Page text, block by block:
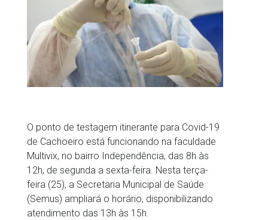
O ponto de testagem itinerante para Covid-19
de Cachoeiro está funcionando na faculdade
Multivix, no bairro Independência, das 8h às
12h, de segunda a sexta-feira. Nesta terça-
feira (25), a Secretaria Municipal de Saúde
(Semus) ampliará o horário, disponibilizando
atendimento das 13h às 15h.